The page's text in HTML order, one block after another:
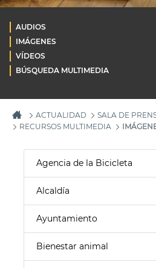
AUDIOS
IMÁGENES
VÍDEOS
BÚSQUEDA MULTIMEDIA
ACTUALIDAD
SALA DE
RECURSOS MULTIMEDIA
Agencia de la Bicicleta
Alcaldía
Ayuntamiento
Bienestar animal